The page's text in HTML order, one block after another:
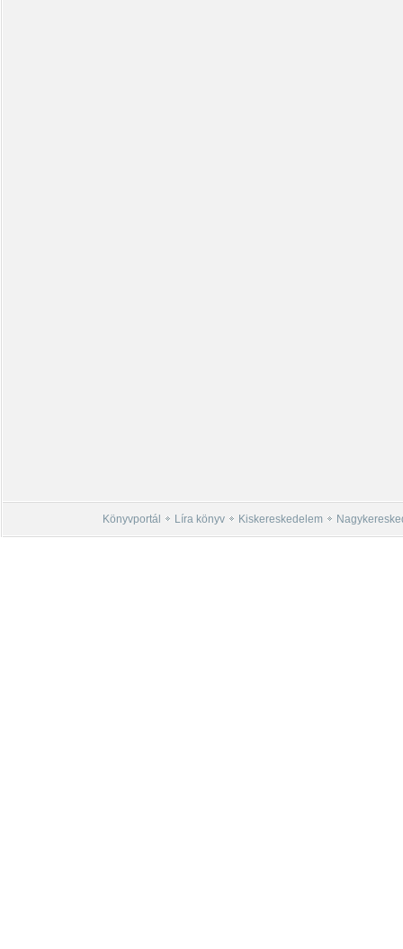
Könyvportál Líra könyv Kiskereskedelem